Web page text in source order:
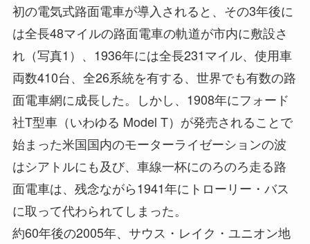
初の電気式路面電車が導入されると、その3年後に
は全長48マイルの路面電車の軌道が市内に敷設さ
れ（写真1）、1936年には全長231マイル、使用車
両数410台、全26系統を有する、世界でも有数の路
面電車網に成長した。しかし、1908年にフォード
社T型車（いわゆる Model T）が発売されることで
始まった米国国内のモーターライゼーションの波
はシアトルにも及び、車線一杯にのろのろ走る路
面電車は、残念ながら1941年にトローリー・バス
に取って代わられてしまった。
約60年後の2005年、サウス・レイク・ユニオン地